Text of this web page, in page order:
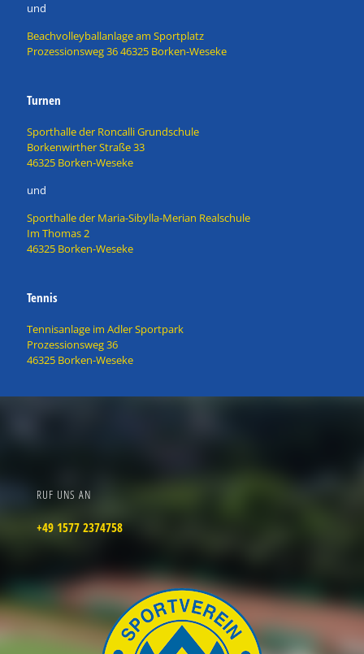
und
Beachvolleyballanlage am Sportplatz
Prozessionsweg 36 46325 Borken-Weseke
Turnen
Sporthalle der Roncalli Grundschule
Borkenwirther Straße 33
46325 Borken-Weseke
und
Sporthalle der Maria-Sibylla-Merian Realschule
Im Thomas 2
46325 Borken-Weseke
Tennis
Tennisanlage im Adler Sportpark
Prozessionsweg 36
46325 Borken-Weseke
RUF UNS AN
+49 1577 2374758